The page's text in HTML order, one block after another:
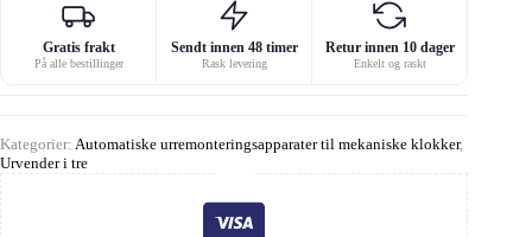
Gratis frakt
På alle bestillinger
Sendt innen 48 timer
Rask levering
Retur innen 10 dager
Enkelt og raskt
Kategorier: Automatiske urremonteringsapparater til mekaniske klokker,
Urvender i tre